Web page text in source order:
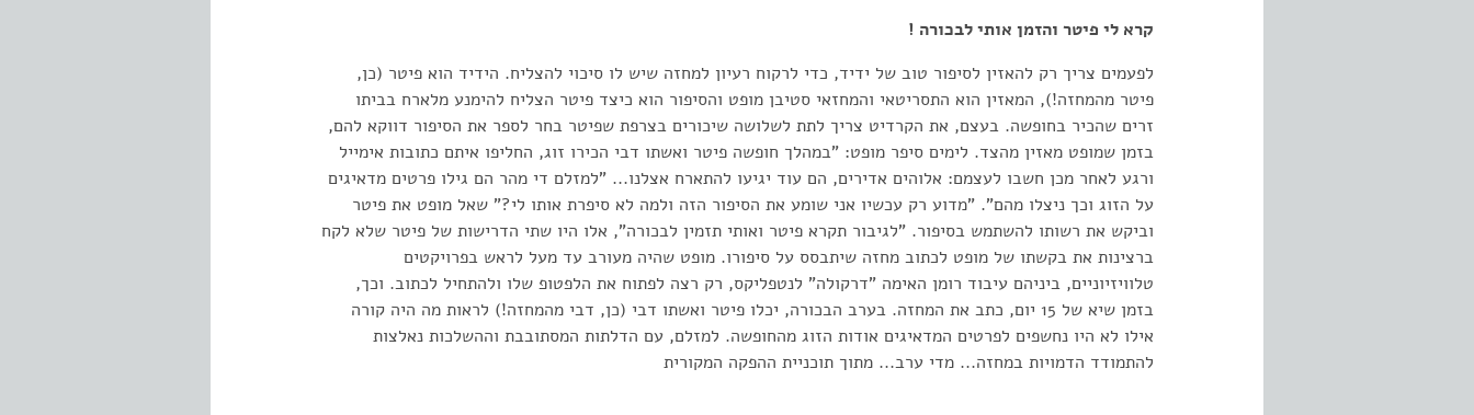
קרא לי פיטר והזמן אותי לבכורה !
לפעמים צריך רק להאזין לסיפור טוב של ידיד, כדי לרקוח רעיון למחזה שיש לו סיכוי להצליח. הידיד הוא פיטר (כן,
פיטר מהמחזה!), המאזין הוא התסריטאי והמחזאי סטיבן מופט והסיפור הוא כיצד פיטר הצליח להימנע מלארח בביתו
זרים שהכיר בחופשה. בעצם, את הקרדיט צריך לתת לשלושה שיכורים בצרפת שפיטר בחר לספר את הסיפור דווקא להם,
בזמן שמופט מאזין מהצד. לימים סיפר מופט: "במהלך חופשה פיטר ואשתו דבי הכירו זוג, החליפו איתם כתובות אימייל
ורגע לאחר מכן חשבו לעצמם: אלוהים אדירים, הם עוד יגיעו להתארח אצלנו... "למזלם די מהר הם גילו פרטים מדאיגים
על הזוג וכך ניצלו מהם". "מדוע רק עכשיו אני שומע את הסיפור הזה ולמה לא סיפרת אותו לי?" שאל מופט את פיטר
וביקש את רשותו להשתמש בסיפור. "לגיבור תקרא פיטר ואותי תזמין לבכורה", אלו היו שתי הדרישות של פיטר שלא לקח
ברצינות את בקשתו של מופט לכתוב מחזה שיתבסס על סיפורו. מופט שהיה מעורב עד מעל לראש בפרויקטים
טלוויזיוניים, ביניהם עיבוד רומן האימה "דרקולה" לנטפליקס, רק רצה לפתוח את הלפטופ שלו ולהתחיל לכתוב. וכך,
בזמן שיא של 15 יום, כתב את המחזה. בערב הבכורה, יכלו פיטר ואשתו דבי (כן, דבי מהמחזה!) לראות מה היה קורה
אילו לא היו נחשפים לפרטים המדאיגים אודות הזוג מהחופשה. למזלם, עם הדלתות המסתובבת וההשלכות נאלצות
להתמודד הדמויות במחזה... מדי ערב... מתוך תוכניית ההפקה המקורית